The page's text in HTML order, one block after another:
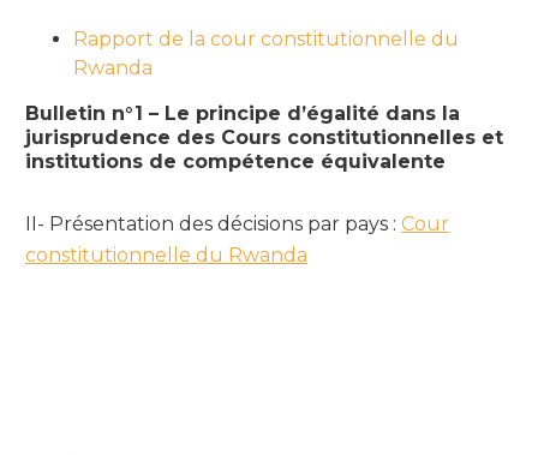
Rapport de la cour constitutionnelle du
Rwanda
Bulletin n°1 – Le principe d’égalité dans la
jurisprudence des Cours constitutionnelles et
institutions de compétence équivalente
II- Présentation des décisions par pays : Cour
constitutionnelle du Rwanda